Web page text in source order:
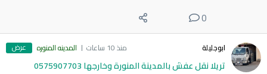
0
ابوجليلة منذ 10 ساعات المدينه المنوره عرض
تريلا نقل عفش بالمدينة المنورة وخارجها 0575907703